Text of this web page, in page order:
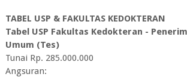
TABEL USP & FAKULTAS KEDOKTERAN
Tabel USP Fakultas Kedokteran -
Umum (Tes)
Tunai Rp. 285.000.000
Angsuran: